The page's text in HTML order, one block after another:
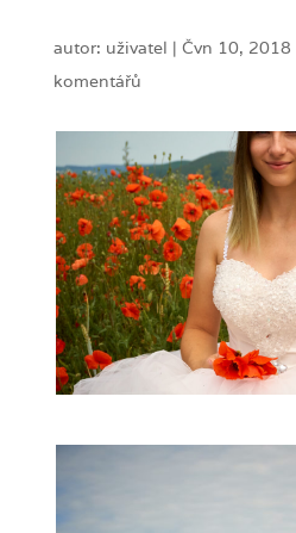
autor: uživatel | Čvn 10, 2018
komentářů